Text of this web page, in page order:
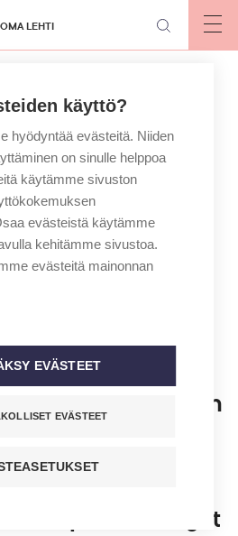
LEHTI
Noora Ohvanainen
kivulle – joskus
on
liian pienet kengät
käyttö?
hyödyntää evästeitä. Niiden
on sinulle helppoa
käytämme sivuston
evästeistä käytämme
kehitämme sivustoa.
evästeitä mainonnan
EVÄSTEET
EVÄSTEET